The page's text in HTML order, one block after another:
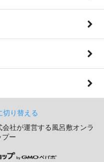
切り替える
社が運営する風呂敷オンラ
プー